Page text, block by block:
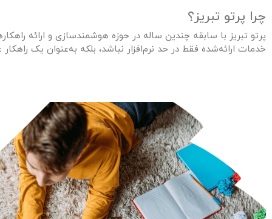
چرا پرتو تبریز؟
پرتو تبریز با سابقه چندین ساله در حوزه هوشمندسازی و ارائه
خدمات ارائه‌شده فقط در حد نرم‌افزار نباشد، بلکه به‌عنوان یک